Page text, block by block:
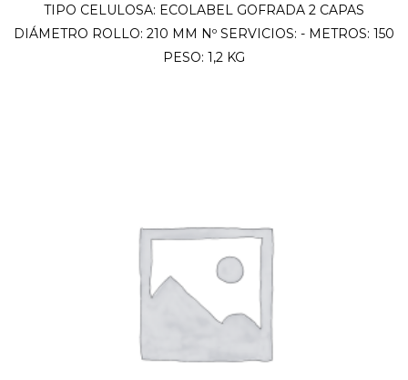
TIPO CELULOSA: ECOLABEL GOFRADA 2 CAPAS
DIÁMETRO ROLLO: 210 MM Nº SERVICIOS: - METROS: 150
PESO: 1,2 KG